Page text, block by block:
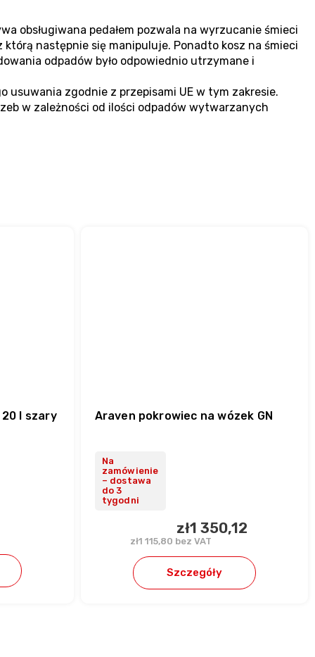
20 l szary Araven pokrowiec na wózek GN
Na
zamówienie
– dostawa
do 3
tygodni
zł1 115,80 bez VAT
zł1 350,12
Szczegóły
obsługiwana pedałem pozwala na wyrzucanie śmieci
następnie się manipuluje. Ponadto kosz na śmieci
odpadów było odpowiednio utrzymane i
usuwania zgodnie z przepisami UE w tym zakresie.
w zależności od ilości odpadów wytwarzanych